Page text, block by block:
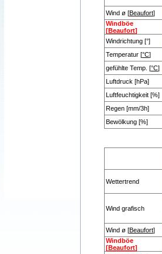
Wind ø [Beaufort]
Windböe
[Beaufort]
Windrichtung [°]
Temperatur [°C]
gefühlte Temp. [°C]
Luftdruck [hPa]
Luftfeuchtigkeit [%]
Regen [mm/3h]
Bewölkung [%]
Wettertrend
Wind grafisch
Wind ø [Beaufort]
Windböe
[Beaufort]